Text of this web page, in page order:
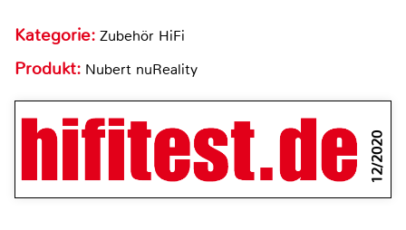
Kategorie: Zubehör HiFi
Produkt: Nubert nuReality
12/2020